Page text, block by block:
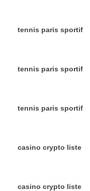
tennis paris sportif
tennis paris sportif
tennis paris sportif
casino crypto liste
casino crypto liste